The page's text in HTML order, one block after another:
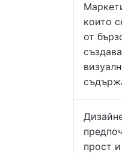
които
от
прост и